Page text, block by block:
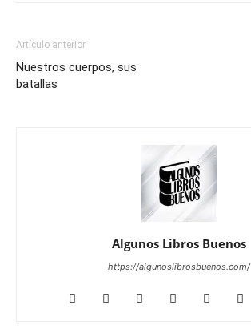
Artículo anterior
Nuestros cuerpos, sus
batallas
Algunos Libros Buenos
https://algunoslibrosbuenos.com/